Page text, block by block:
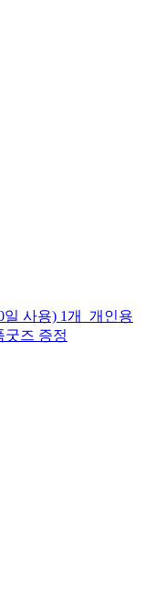
사용) 1개_개인용
굿즈 증정